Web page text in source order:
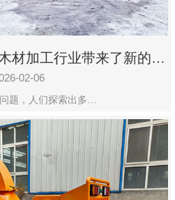
材加工行业带来了新的变
化02-06
题，人们探索出多…